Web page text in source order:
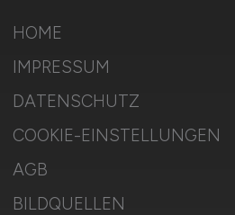
HOME
IMPRESSUM
DATENSCHUTZ
COOKIE-EINSTELLUNGEN
AGB
BILDQUELLEN